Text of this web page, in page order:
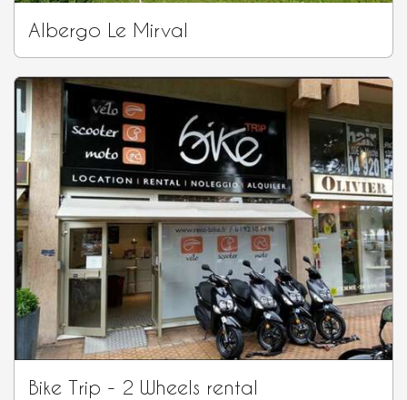
Albergo Le Mirval
Bike Trip - 2 Wheels rental